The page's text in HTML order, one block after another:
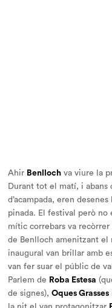
Ahir Benlloch va viure la
Durant tot el matí, i abans
d’acampada, eren
pinada. El festival però no
mític correbars va
de Benlloch amenitzant el
inaugural van brillar amb
van fer suar el públic de
Parlem de Roba Estesa
de signes), Oques Grasses